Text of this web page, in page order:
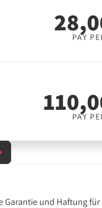
PAY
PAY
Garantie und Haftung für